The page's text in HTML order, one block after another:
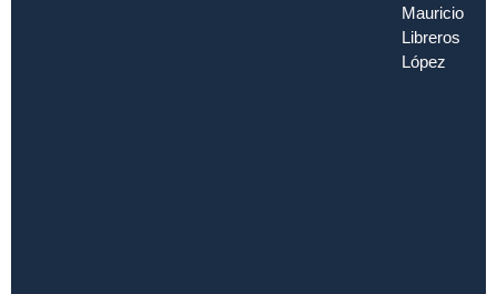
Mauricio
Libreros
López